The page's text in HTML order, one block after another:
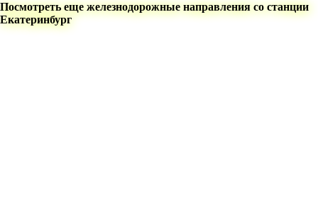
Посмотреть еще железнодорожные направления со станции
Екатеринбург